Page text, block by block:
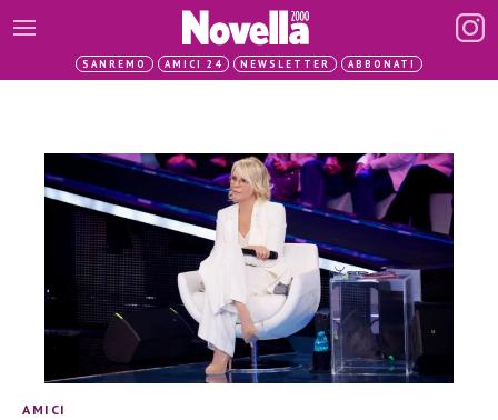
SANREMO AMICI 24 NEWSLETTER ABBONATI
AMICI